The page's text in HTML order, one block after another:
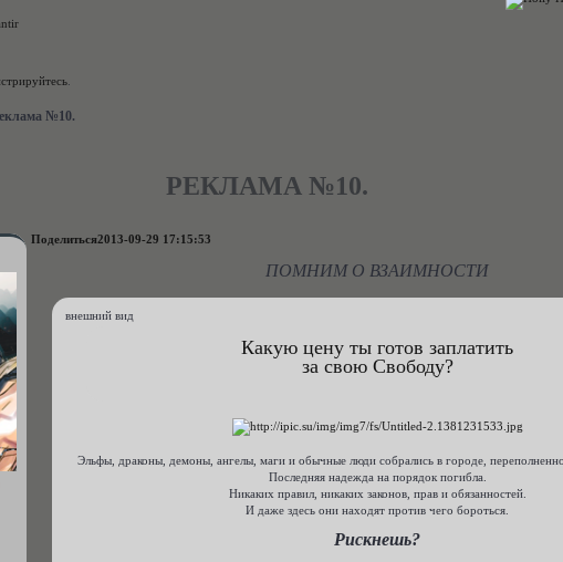
.
№10.
РЕКЛАМА №10.
Поделиться2013-09-29 17:15:53
ПОМНИМ О ВЗАИМНОСТИ
внешний вид
Какую цену ты готов заплатить
за свою Свободу?
Эльфы, драконы, демоны, ангелы, маги и обычные люди собрались в городе,
Последняя надежда на порядок погибла.
Никаких правил, никаких законов, прав и обязанностей.
И даже здесь они находят против чего бороться.
Рискнешь?